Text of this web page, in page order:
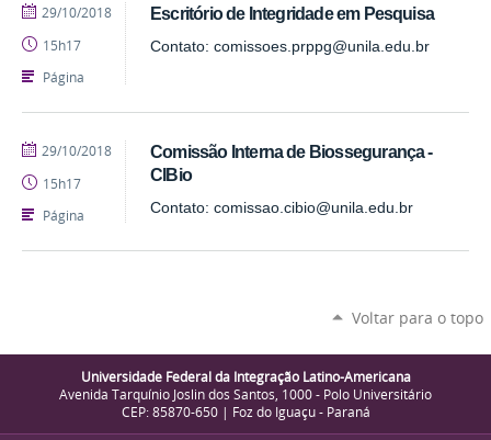
Escritório de Integridade em Pesquisa
Contato: comissoes.prppg@unila.edu.br
publicado
29/10/2018
15h17
Página
Comissão Interna de Biossegurança -
CIBio
Contato: comissao.cibio@unila.edu.br
publicado
29/10/2018
15h17
Página
Voltar para o topo
Universidade Federal da Integração Latino-Americana
Avenida Tarquínio Joslin dos Santos, 1000 - Polo Universitário
CEP: 85870-650 | Foz do Iguaçu - Paraná